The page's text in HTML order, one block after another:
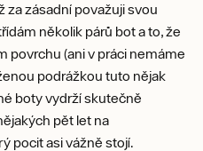
za zásadní považuji svou
několik párů bot a to, že
povrchu (ani v práci nemáme
podrážkou tuto nějak
boty vydrží skutečně
pět let na
pocit asi vážně stojí.